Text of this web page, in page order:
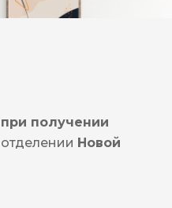
получении
Новой